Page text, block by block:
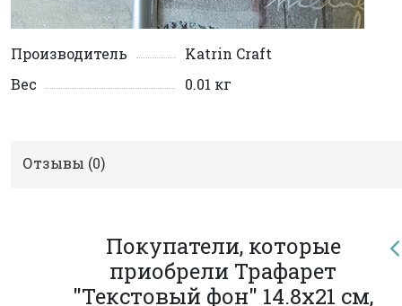
Производитель
Katrin Craft
Вес
0.01 кг
Отзывы (0)
Покупатели, которые
приобрели Трафарет
"Текстовый фон" 14.8х21 см,